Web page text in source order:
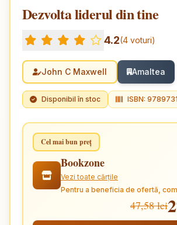
Dezvolta liderul din tine
4.2(4 voturi)
John C Maxwell Amaltea
Disponibil în stoc ISBN:
Cel mai bun preț
Bookzone
Vezi toate cărțile
Pentru a beneficia de ofertă,
47,58 lei